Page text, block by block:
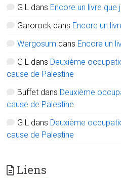
G L dans Encore un livre que
Garorock dans Encore un
Wergosum dans Encore un
G L dans Deuxième
cause de Palestine
Buffet dans Deuxième
cause de Palestine
G L dans Deuxième
cause de Palestine
Liens